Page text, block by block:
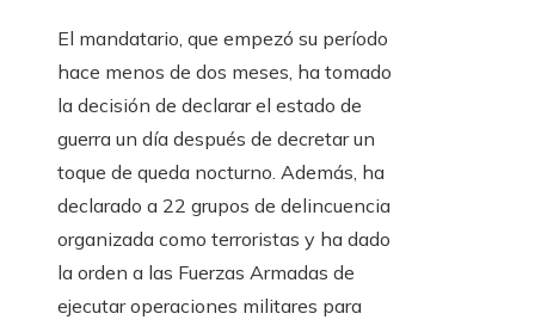
El mandatario, que empezó su período
hace menos de dos meses, ha tomado
la decisión de declarar el estado de
guerra un día después de decretar un
toque de queda nocturno. Además, ha
declarado a 22 grupos de delincuencia
organizada como terroristas y ha dado
la orden a las Fuerzas Armadas de
ejecutar operaciones militares para